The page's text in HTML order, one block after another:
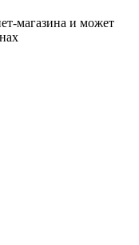
магазина и может